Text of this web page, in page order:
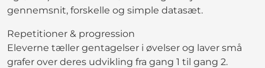
gennemsnit, forskelle og simple datasæt.
Repetitioner & progression
Eleverne tæller gentagelser i øvelser og laver små
grafer over deres udvikling fra gang 1 til gang 2.